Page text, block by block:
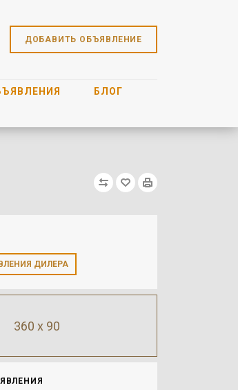
ДОБАВИТЬ ОБЪЯВЛЕНИЕ
БЛОГ
ДИЛЕРА
360 x 90